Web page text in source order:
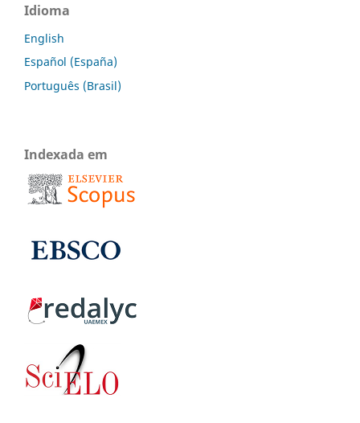
Idioma
English
Español (España)
Português (Brasil)
Indexada em